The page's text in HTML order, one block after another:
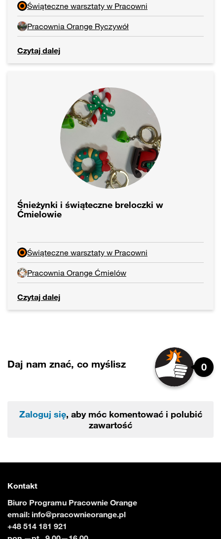
Świąteczne warsztaty w Pracowni
Pracownia Orange Ryczywół
Czytaj dalej
Śnieżynki i świąteczne breloczki w
Ćmielowie
Świąteczne warsztaty w Pracowni
Pracownia Orange Ćmielów
Czytaj dalej
Daj nam znać, co myślisz 0
Zaloguj się, aby móc komentować i polubić
zawartość
Kontakt
Biuro Programu Pracownie Orange
email: info@pracownieorange.pl
+48 514 181 921